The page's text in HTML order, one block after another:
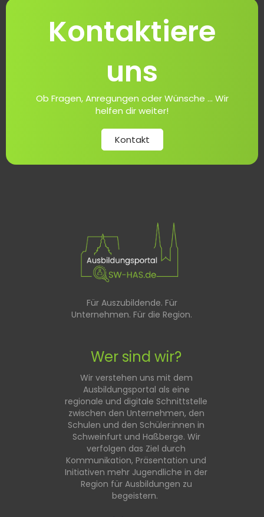
Kontaktiere
uns
Ob Fragen, Anregungen oder Wünsche ... Wir
helfen dir weiter!
Kontakt
Für Auszubildende. Für
Unternehmen. Für die Region.
Wer sind wir?
Wir verstehen uns mit dem
Ausbildungsportal als eine
regionale und digitale Schnittstelle
zwischen den Unternehmen, den
Schulen und den Schüler:innen in
Schweinfurt und Haßberge. Wir
verfolgen das Ziel durch
Kommunikation, Präsentation und
Initiativen mehr Jugendliche in der
Region für Ausbildungen zu
begeistern.